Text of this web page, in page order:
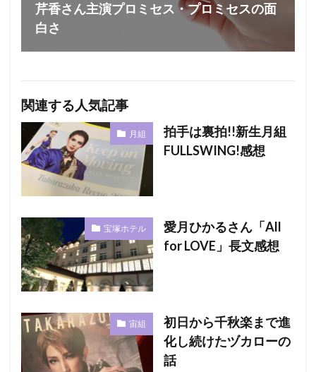
芹香さん主演プロミセス・プロミセスの面
白さ
関連する人気記事
月組
拍手は裏拍!!新生月組
FULLSWING!感想
宝塚ホテル
愛月ひかるさん「All
for LOVE」長文感想
宙組
初日から千秋楽まで進
化し続けたヅカローの
話